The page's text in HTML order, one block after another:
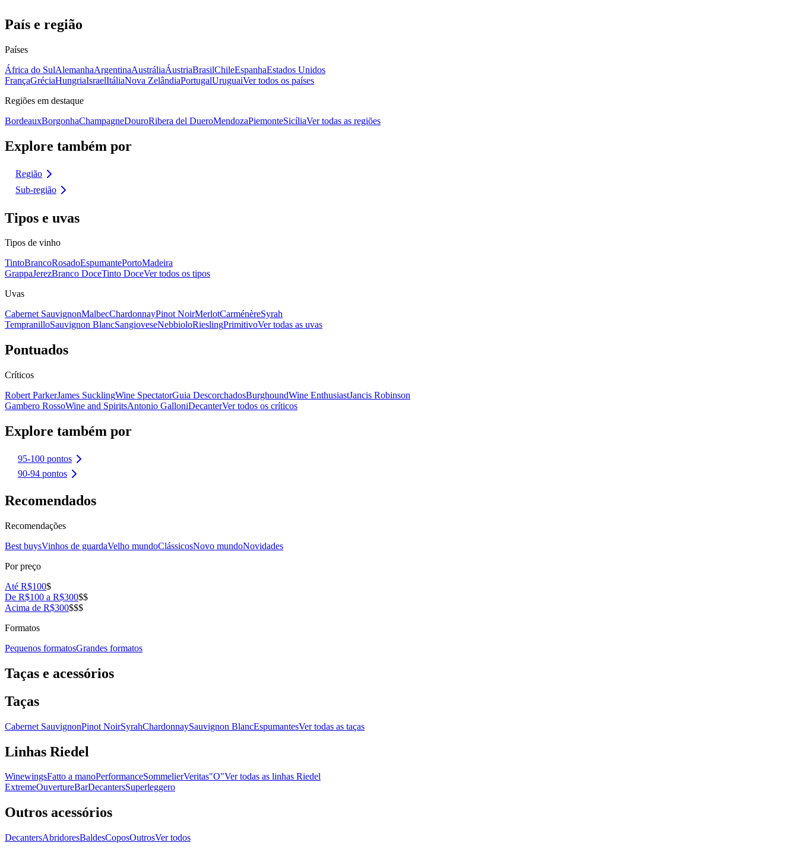
País e região
Países
África do SulAlemanhaArgentinaAustráliaÁustriaBrasilChileEspanhaEstados Unidos
FrançaGréciaHungriaIsraelItáliaNova ZelândiaPortugalUruguaiVer todos os países
Regiões em destaque
BordeauxBorgonhaChampagneDouroRibera del DueroMendozaPiemonteSicíliaVer todas as regiões
Explore também por
Região
Sub-região
Tipos e uvas
Tipos de vinho
TintoBrancoRosadoEspumantePortoMadeira
GrappaJerezBranco DoceTinto DoceVer todos os tipos
Uvas
Cabernet SauvignonMalbecChardonnayPinot NoirMerlotCarménèreSyrah
TempranilloSauvignon BlancSangioveseNebbioloRieslingPrimitivoVer todas as uvas
Pontuados
Críticos
Robert ParkerJames SucklingWine SpectatorGuia DescorchadosBurghoundWine EnthusiastJancis Robinson
Gambero RossoWine and SpiritsAntonio GalloniDecanterVer todos os críticos
Explore também por
95-100 pontos
90-94 pontos
Recomendados
Recomendações
Best buysVinhos de guardaVelho mundoClássicosNovo mundoNovidades
Por preço
Até R$100$
De R$100 a R$300$$
Acima de R$300$$$
Formatos
Pequenos formatosGrandes formatos
Taças e acessórios
Taças
Cabernet SauvignonPinot NoirSyrahChardonnaySauvignon BlancEspumantesVer todas as taças
Linhas Riedel
WinewingsFatto a manoPerformanceSommelierVeritas"O"Ver todas as linhas Riedel
ExtremeOuvertureBarDecantersSuperleggero
Outros acessórios
DecantersAbridoresBaldesCoposOutrosVer todos